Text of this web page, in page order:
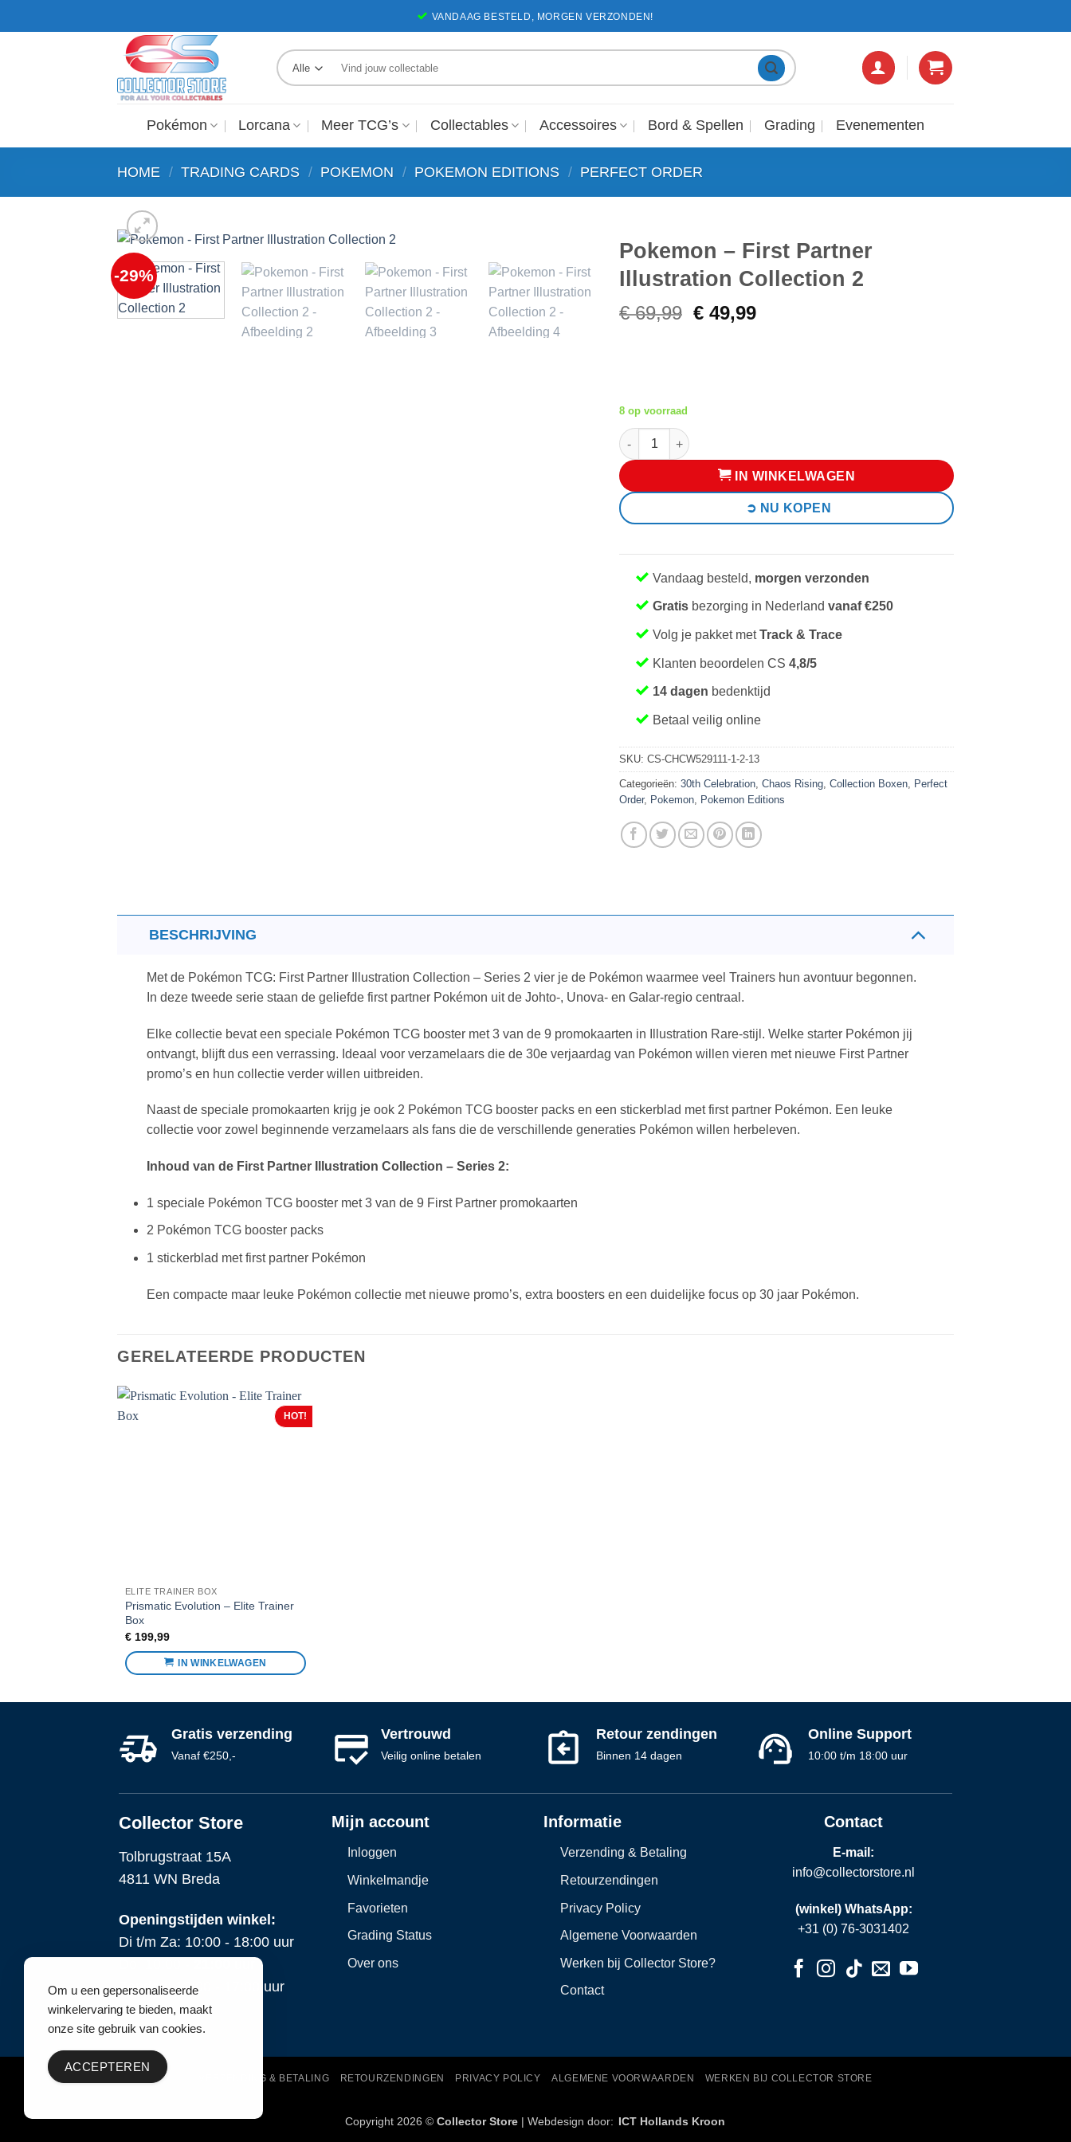
naar
VANDAAG BESTELD, MORGEN VERZONDEN!
Pokémon Lorcana Meer TCG’s Collectables Accessoires Bord & Spellen Grading Evenementen
HOME / TRADING CARDS / POKEMON / POKEMON EDITIONS / PERFECT ORDER
-29%
aan
favorieten
Pokemon – First Partner
Illustration Collection 2
€69,99 Oorspronkelijke
€ 49,99Huidige
8 op voorraad
Pokemon - First Partner Illustration Collection 2 aantal
IN WINKELWAGEN
NU KOPEN
Vandaag besteld, morgen verzonden
Gratisbezorging in Nederland vanaf €250
Volg je pakket metTrack & Trace
Klanten beoordelen CS 4,8/5
14 dagen bedenktijd
Betaal veilig online
SKU: CS-CHCW529111-1-2-13
Categorieën: 30th Celebration Chaos Rising Collection Boxen Perfect
Order, Pokemon Pokemon Editions
BESCHRIJVING
Met de Pokémon TCG: First Partner Illustration Collection – Series 2 vier je de Pokémon waarmee veel Trainers hun avontuur begonnen.
In deze tweede serie staan de geliefde first partner Pokémon uit de Johto-, Unova- en Galar-regio centraal.
Elke collectie bevat een speciale Pokémon TCG booster met 3 van de 9 promokaarten in Illustration Rare-stijl. Welke starter Pokémon jij
ontvangt, blijft dus een verrassing. Ideaal voor verzamelaars die de 30e verjaardag van Pokémon willen vieren met nieuwe First Partner
promo’s en hun collectie verder willen uitbreiden.
Naast de speciale promokaarten krijg je ook 2 Pokémon TCG booster packs en een stickerblad met first partner Pokémon. Een leuke
collectie voor zowel beginnende verzamelaars als fans die de verschillende generaties Pokémon willen herbeleven.
Inhoud van de First Partner Illustration Collection – Series 2:
1 speciale Pokémon TCG booster met 3 van de 9 First Partner promokaarten
2 Pokémon TCG booster packs
1 stickerblad met first partner Pokémon
Een compacte maar leuke Pokémon collectie met nieuwe promo’s, extra boosters en een duidelijke focus op 30 jaar Pokémon.
GERELATEERDE PRODUCTEN
Voeg toe
ELITE TRAINER BOX
Prismatic Evolution – Elite Trainer
Box
€199,99
IN WINKELWAGEN
Gratis verzending
Vanaf €250,-
Vertrouwd
Veilig online betalen
Retour zendingen
Binnen 14 dagen
Online Support
10:00 t/m 18:00 uur
Collector Store
Tolbrugstraat 15A
4811 WN Breda
Openingstijden winkel:
Di t/m Za: 10:00 - 18:00 uur
Zondag: 12:00 - 17:00 uur
Mijn account
Inloggen
Winkelmandje
Favorieten
Grading Status
Over ons
Informatie
Verzending & Betaling
Retourzendingen
Privacy Policy
Algemene Voorwaarden
Werken bij Collector Store?
Contact
Contact
E-mail:
info@collectorstore.nl
(winkel) WhatsApp:
+31 (0) 76-3031402
VERZENDING & BETALING RETOURZENDINGEN PRIVACY POLICY ALGEMENE VOORWAARDEN WERKEN BIJ COLLECTOR STORE
Copyright 2026 © Collector Store| Webdesign door: ICT Hollands Kroon
Om u een gepersonaliseerde
winkelervaring te bieden, maakt
onze site gebruik van cookies.
ACCEPTEREN